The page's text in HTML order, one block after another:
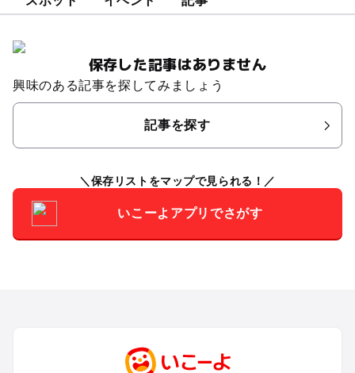
保存した記事はありません
興味のある記事を探してみましょう
記事を探す
保存リストをマップで見られる！
いこーよアプリでさがす